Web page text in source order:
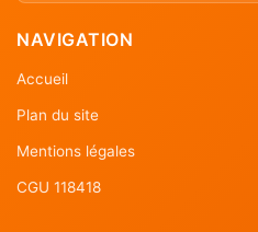
NAVIGATION
Accueil
Plan du site
Mentions légales
CGU 118418